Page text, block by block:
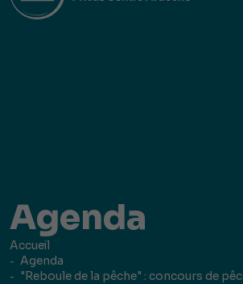
Agenda
Accueil
Agenda
"Reboule de la pêche" : concours de